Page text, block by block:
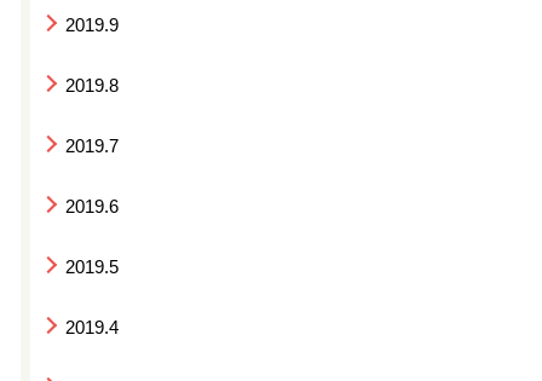
2019.9
2019.8
2019.7
2019.6
2019.5
2019.4